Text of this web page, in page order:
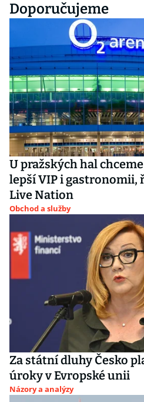
Doporučujeme
U pražských hal
lepší VIP i gastronomii,
Live Nation
Obchod a služby
Za státní dluhy Česko
úroky v Evropské unii
Názory a analýzy